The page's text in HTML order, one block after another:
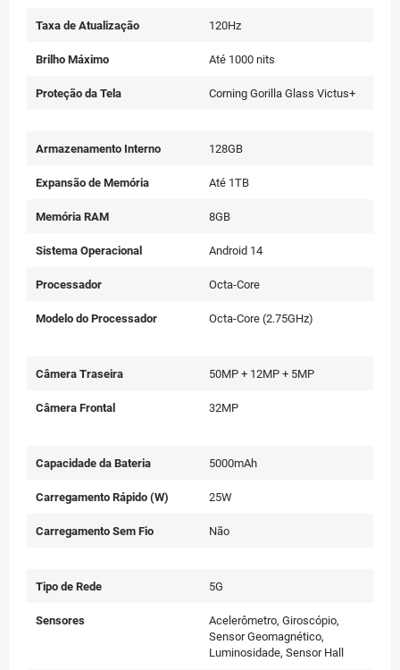
Taxa de Atualização 120Hz
Brilho Máximo Até 1000 nits
Proteção da Tela Corning Gorilla Glass Victus+
Armazenamento Interno 128GB
Expansão de Memória Até 1TB
Memória RAM 8GB
Sistema Operacional Android 14
Processador Octa-Core
Modelo do Processador Octa-Core (2.75GHz)
Câmera Traseira 50MP + 12MP + 5MP
Câmera Frontal 32MP
Capacidade da Bateria 5000mAh
Carregamento Rápido (W) 25W
Carregamento Sem Fio Não
Tipo de Rede 5G
Sensores
Acelerômetro, Giroscópio,
Sensor Geomagnético,
Luminosidade, Sensor Hall